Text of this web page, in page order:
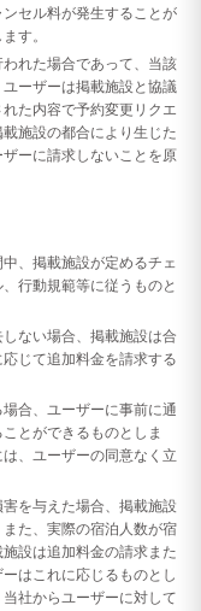
セル料が発生することが
す。
れた場合であって、当該
ーザーは掲載施設と協議
た内容で予約変更リクエ
施設の都合により生じた
ーに請求しないことを原
、掲載施設が定めるチェ
行動規範等に従うものと
ない場合、掲載施設は合
じて追加料金を請求する
合、ユーザーに事前に通
とができるものとしま
、ユーザーの同意なく立
を与えた場合、掲載施設
た、実際の宿泊人数が宿
設は追加料金の請求また
はこれに応じるものとし
社からユーザーに対して